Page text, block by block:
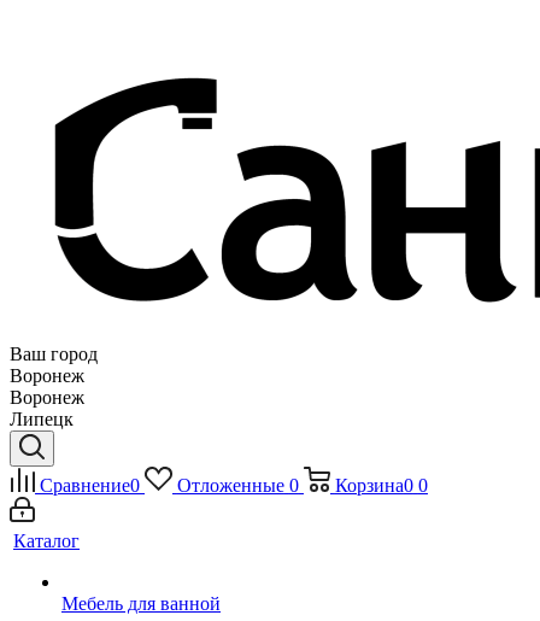
Ваш город
Воронеж
Воронеж
Липецк
Сравнение0 Отложенные 0 Корзина0 0
Каталог
Мебель для ванной